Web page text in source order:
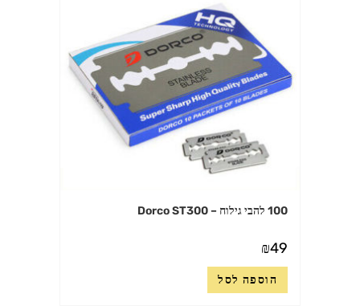
100 להבי גילוח – Dorco ST300
₪49
הוספה לסל